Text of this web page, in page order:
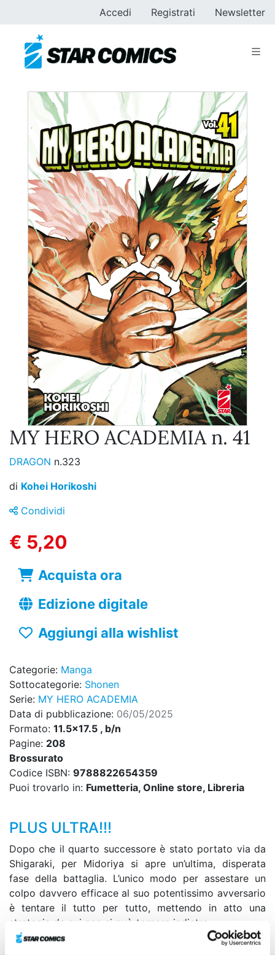
Accedi Registrati Newsletter
MY HERO ACADEMIA n. 41
DRAGON n.323
di Kohei Horikoshi
Condividi
€ 5,20
Acquista ora
Edizione digitale
Aggiungi alla wishlist
Categorie: Manga
Sottocategorie: Shonen
Serie: MY HERO ACADEMIA
Data di pubblicazione: 06/05/2025
Formato: 11.5x17.5 , b/n
Pagine: 208
Brossurato
Codice ISBN: 9788822654359
Puoi trovarlo in: Fumetteria, Online store, Libreria
PLUS ULTRA!!!
Dopo che il quarto successore è stato portato via da
Shigaraki, per Midoriya si apre un’ultima, disperata
fase della battaglia. L’unico modo per assestare un
colpo davvero efficace al suo potentissimo avversario
è tentare il tutto per tutto, mettendo in atto una
strategia da cui non si può tornare indietro...